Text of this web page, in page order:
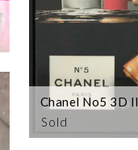
Sold
Chanel No5 3D II